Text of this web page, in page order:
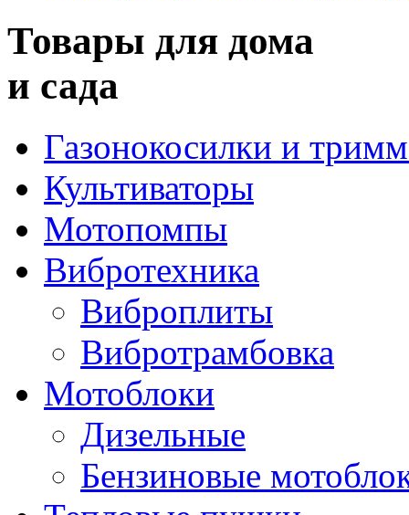
Товары для дома
и сада
Газонокосилки и
Культиваторы
Мотопомпы
Вибротехника
Виброплиты
Вибротрамбовка
Мотоблоки
Дизельные
Бензиновые